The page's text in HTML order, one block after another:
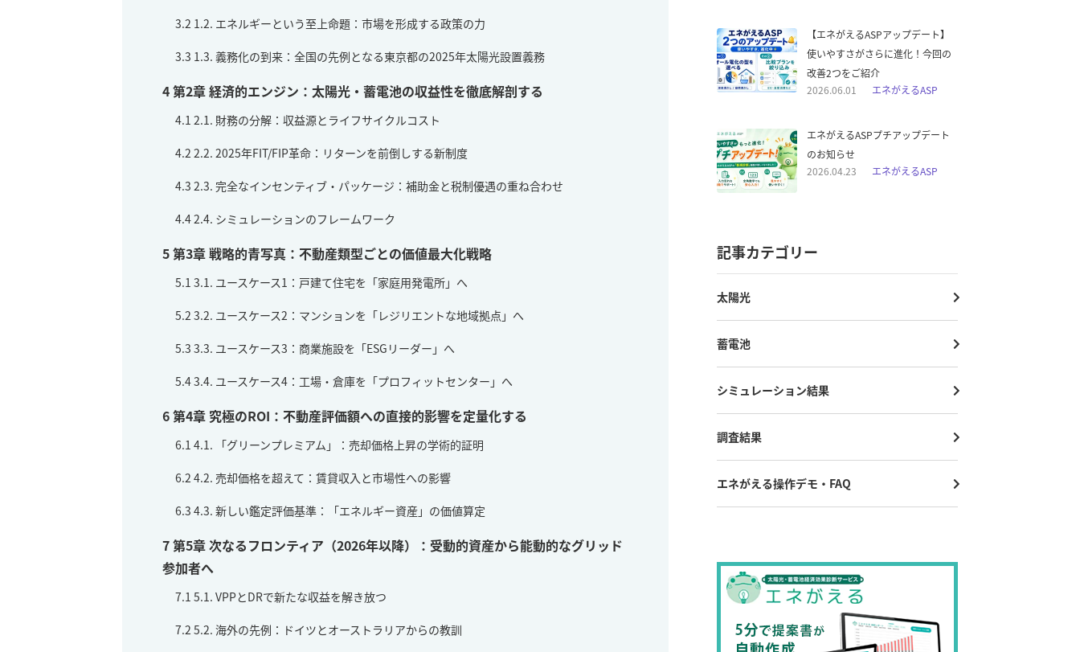
3.2 1.2. エネルギーという至上命題：市場を形成する政策の力
3.3 1.3. 義務化の到来：全国の先例となる東京都の2025年太陽光設置義務
4第2章 経済的エンジン：太陽光・蓄電池の収益性を徹底解剖する
4.1 2.1. 財務の分解：収益源とライフサイクルコスト
4.2 2.2. 2025年FIT/FIP革命：リターンを前倒しする新制度
4.3 2.3. 完全なインセンティブ・パッケージ：補助金と税制優遇の重ね合わせ
4.42.4. シミュレーションのフレームワーク
5第3章 戦略的青写真：不動産類型ごとの価値最大化戦略
5.1 3.1. ユースケース1：戸建て住宅を「家庭用発電所」へ
5.2 3.2. ユースケース2：マンションを「レジリエントな地域拠点」へ
5.3 3.3. ユースケース3：商業施設を「ESGリーダー」へ
5.43.4. ユースケース4：工場・倉庫を「プロフィットセンター」へ
6第4章 究極のROI：不動産評価額への直接的影響を定量化する
6.1 4.1. 「グリーンプレミアム」：売却価格上昇の学術的証明
6.2 4.2. 売却価格を超えて：賃貸収入と市場性への影響
6.3 4.3. 新しい鑑定評価基準：「エネルギー資産」の価値算定
7第5章 次なるフロンティア（2026年以降）：受動的資産から能動的なグリッド
参加者へ
7.1 5.1. VPPとDRで新たな収益を解き放つ
7.2 5.2. 海外の先例：ドイツとオーストラリアからの教訓
【エネがえるASPアップデート】
使いやすさがさらに進化！今回の
改善2つをご紹介
2026.06.01
エネがえるASP
エネがえるASPプチアップデート
のお知らせ
2026.04.23
エネがえるASP
記事カテゴリー
太陽光
蓄電池
シミュレーション結果
調査結果
エネがえる操作デモ・FAQ